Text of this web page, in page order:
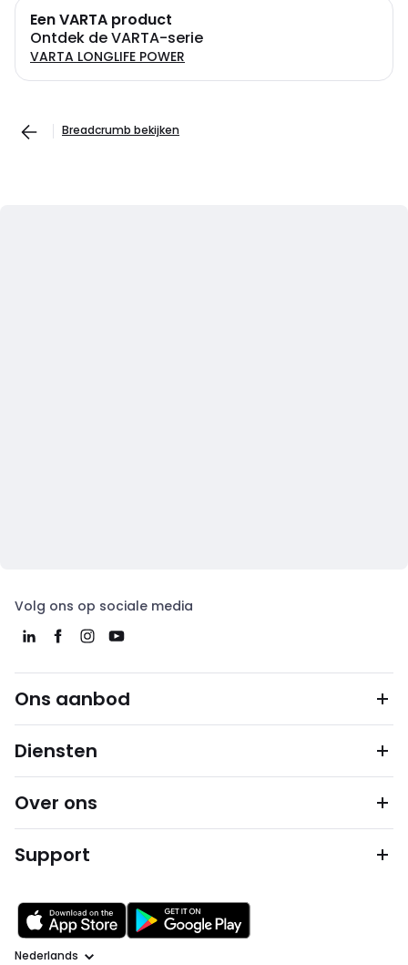
Een VARTA product
Ontdek de VARTA-serie
VARTA LONGLIFE POWER
Breadcrumb bekijken
Volg ons op sociale media
Ons aanbod
Diensten
Over ons
Support
Taal